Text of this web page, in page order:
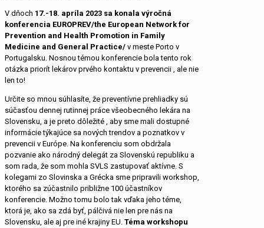
V dňoch 17.-18. apríla 2023 sa konala výročná
konferencia EUROPREV/the European Network for
Prevention and Health Promotion in Family
Medicine and General Practice/ v meste Porto v
Portugalsku. Nosnou témou konferencie bola tento rok
otázka priorít lekárov prvého kontaktu v prevencii , ale nie
len to!
Určite so mnou súhlasíte, že preventívne prehliadky sú
súčasťou dennej rutinnej práce všeobecného lekára na
Slovensku, a je preto dôležité , aby sme mali dostupné
informácie týkajúce sa nových trendov a poznatkov v
prevencii v Európe. Na konferenciu som obdržala
pozvanie ako národný delegát za Slovenskú republiku a
som rada, že som mohla SVLS zastupovať aktívne. S
kolegami zo Slovinska a Grécka sme pripravili workshop,
ktorého sa zúčastnilo približne 100 účastníkov
konferencie. Možno tomu bolo tak vďaka jeho téme,
ktorá je, ako sa zdá byť, pálčivá nie len pre nás na
Slovensku, ale aj pre iné krajiny EU. Téma workshopu